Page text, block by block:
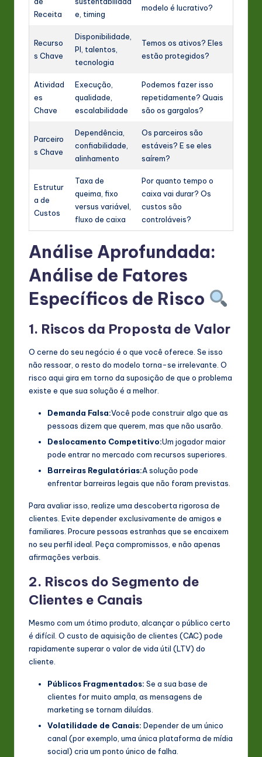
Receita
e, timing
modelo é lucrativo?
Recurso
s Chave
Disponibilidade,
PI, talentos,
tecnologia
Temos os ativos? Eles
estão protegidos?
Atividad
es
Chave
Execução,
qualidade,
escalabilidade
Podemos fazer isso
repetidamente? Quais
são os gargalos?
Parceiro
s Chave
Dependência,
confiabilidade,
alinhamento
Os parceiros são
estáveis? E se eles
saírem?
Estrutur
a de
Custos
Taxa de
queima, fixo
versus variável,
fluxo de caixa
Por quanto tempo o
caixa vai durar? Os
custos são
controláveis?
Análise Aprofundada:
Análise de Fatores
Específicos de Risco
1. Riscos da Proposta de Valor
O cerne do seu negócio é o que você oferece. Se isso
não ressoar, o resto do modelo torna-se irrelevante. O
risco aqui gira em torno da suposição de que o problema
existe e que sua solução é a melhor.
Demanda Falsa:Você pode construir algo que as
pessoas dizem que querem, mas que não usarão.
Deslocamento Competitivo:Um jogador maior
pode entrar no mercado com recursos superiores.
Barreiras Regulatórias:A solução pode
enfrentar barreiras legais que não foram previstas.
Para avaliar isso, realize uma descoberta rigorosa de
clientes. Evite depender exclusivamente de amigos e
familiares. Procure pessoas estranhas que se encaixem
no seu perfil ideal. Peça compromissos, e não apenas
afirmações verbais.
2. Riscos do Segmento de
Clientes e Canais
Mesmo com um ótimo produto, alcançar o público certo
é difícil. O custo de aquisição de clientes (CAC) pode
rapidamente superar o valor de vida útil (LTV) do
cliente.
Públicos Fragmentados: Se a sua base de
clientes for muito ampla, as mensagens de
marketing se tornam diluídas.
Volatilidade de Canais: Depender de um único
canal (por exemplo, uma única plataforma de mídia
social) cria um ponto único de falha.